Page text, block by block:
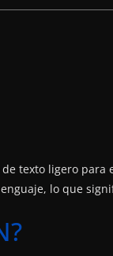
de texto ligero
lo que